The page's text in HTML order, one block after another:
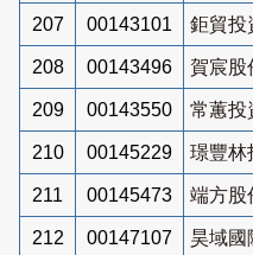
207 00143101 鉅貿投
208 00143496 賀宸股
209 00143550 常蕙投
210 00145229 璟豐林
211 00145473 端方股
212 00147107 昊域國